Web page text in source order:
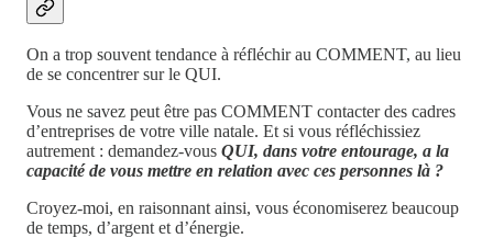
On a trop souvent tendance à réfléchir au COMMENT, au lieu
de se concentrer sur le QUI.
Vous ne savez peut être pas COMMENT contacter des cadres
d’entreprises de votre ville natale. Et si vous réfléchissiez
autrement : demandez-vous QUI, dans votre entourage, a la
capacité de vous mettre en relation avec ces personnes là ?
Croyez-moi, en raisonnant ainsi, vous économiserez beaucoup
de temps, d’argent et d’énergie.